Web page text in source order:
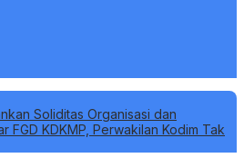
Soliditas Organisasi dan
FGD KDKMP, Perwakilan Kodim Tak